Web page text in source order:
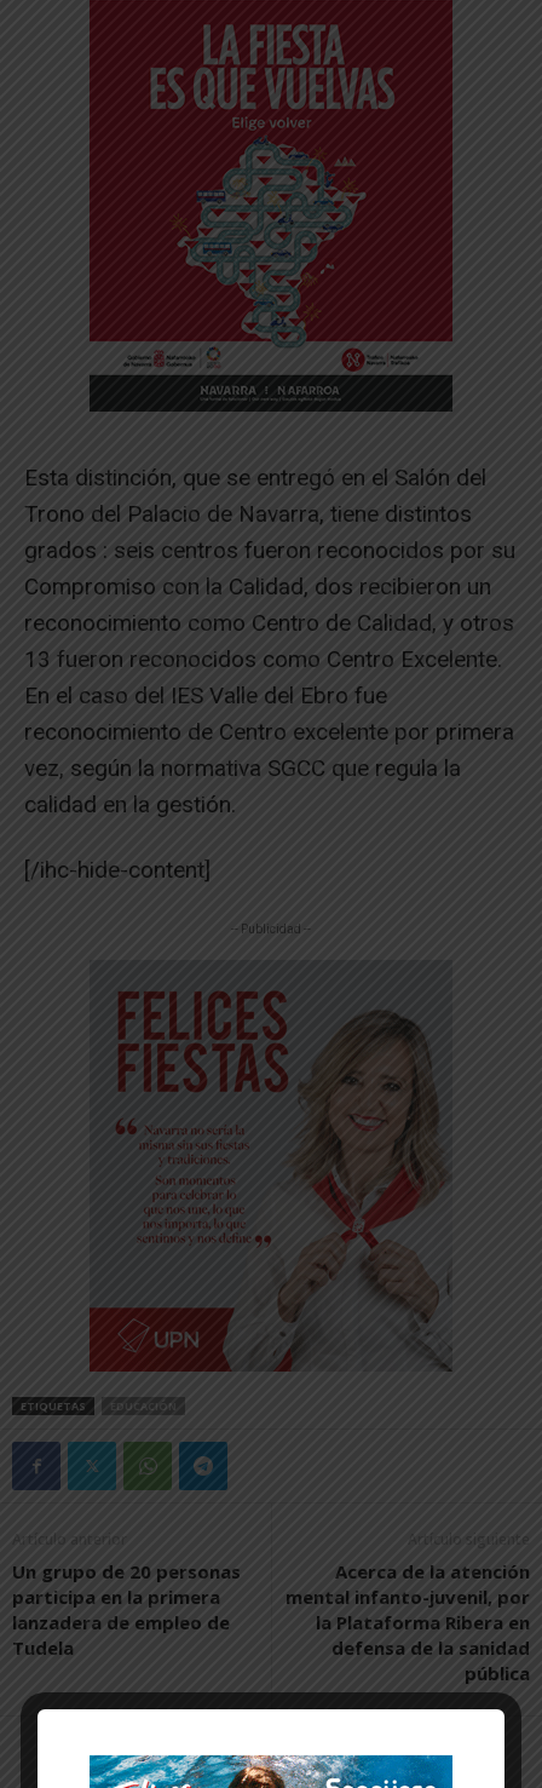
Esta distinción, que se entregó en el Salón del
Trono del Palacio de Navarra, tiene distintos
grados : seis centros fueron reconocidos por su
Compromiso con la Calidad, dos recibieron un
reconocimiento como Centro de Calidad, y otros
13 fueron reconocidos como Centro Excelente.
En el caso del IES Valle del Ebro fue
reconocimiento de Centro excelente por primera
vez, según la normativa SGCC que regula la
calidad en la gestión.
[/ihc-hide-content]
-- Publicidad --
ETIQUETAS EDUCACIÓN
Artículo anterior
Un grupo de 20 personas
participa en la primera
lanzadera de empleo de
Tudela
Artículo siguiente
Acerca de la atención
mental infanto-juvenil, por
la Plataforma Ribera en
defensa de la sanidad
pública
Artículos relacionados Más del autor